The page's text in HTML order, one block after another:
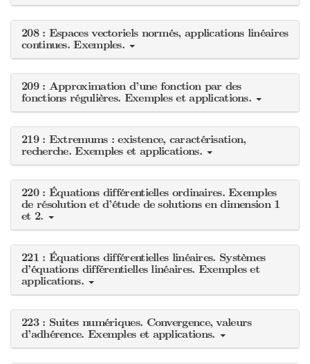
208 : Espaces vectoriels normés, applications linéaires
continues. Exemples.
209 : Approximation d’une fonction par des
fonctions régulières. Exemples et applications.
219 : Extremums : existence, caractérisation,
recherche. Exemples et applications.
220 : Équations différentielles ordinaires. Exemples
de résolution et d’étude de solutions en dimension 1
et 2.
221 : Équations différentielles linéaires. Systèmes
d’équations différentielles linéaires. Exemples et
applications.
223 : Suites numériques. Convergence, valeurs
d’adhérence. Exemples et applications.